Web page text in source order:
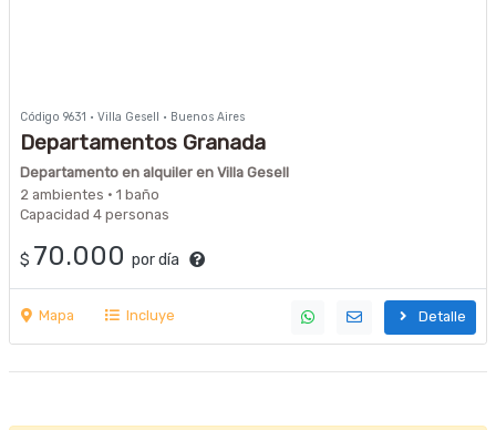
Código 9631 · Villa Gesell · Buenos Aires
Departamentos Granada
Departamento en alquiler en Villa Gesell
2 ambientes · 1 baño
Capacidad 4 personas
$ 70.000 por día
Mapa Incluye Detalle